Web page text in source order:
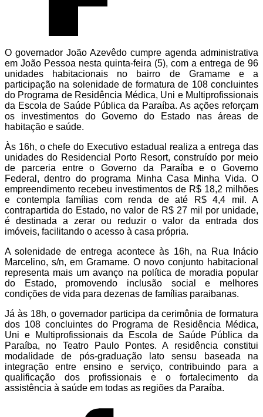
O governador João Azevêdo cumpre agenda administrativa
em João Pessoa nesta quinta-feira (5), com a entrega de 96
unidades habitacionais no bairro de Gramame e a
participação na solenidade de formatura de 108 concluintes
do Programa de Residência Médica, Uni e Multiprofissionais
da Escola de Saúde Pública da Paraíba. As ações reforçam
os investimentos do Governo do Estado nas áreas de
habitação e saúde.
Às 16h, o chefe do Executivo estadual realiza a entrega das
unidades do Residencial Porto Resort, construído por meio
de parceria entre o Governo da Paraíba e o Governo
Federal, dentro do programa
Minha Casa Minha Vida. O
empreendimento recebeu investimentos de R$ 18,2 milhões
e contempla famílias com renda de até R$ 4,4 mil. A
contrapartida do Estado, no valor de R$ 27 mil por unidade,
é destinada a zerar ou reduzir o valor da entrada dos
imóveis, facilitando o acesso à casa própria.
A solenidade de entrega acontece às 16h, na Rua Inácio
Marcelino, s/n, em Gramame. O novo conjunto habitacional
representa mais um avanço na política de moradia popular
do Estado, promovendo inclusão social e melhores
condições de vida para dezenas de famílias paraibanas.
Já às 18h, o governador participa da cerimônia de formatura
dos 108 concluintes do Programa de Residência Médica,
Uni e Multiprofissionais da
Escola de Saúde Pública da
Paraíba, no Teatro Paulo Pontes. A residência constitui
modalidade de pós-graduação lato sensu baseada na
integração entre ensino e serviço, contribuindo para a
qualificação dos profissionais e o fortalecimento da
assistência à saúde em todas as regiões da Paraíba.